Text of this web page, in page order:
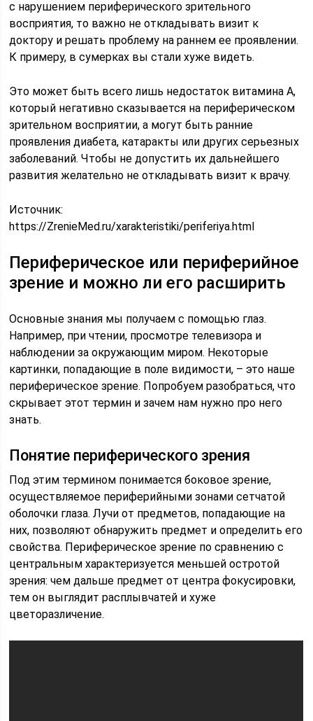
с нарушением периферического зрительного
восприятия, то важно не откладывать визит к
доктору и решать проблему на раннем ее проявлении.
К примеру, в сумерках вы стали хуже видеть.
Это может быть всего лишь недостаток витамина А,
который негативно сказывается на периферическом
зрительном восприятии, а могут быть ранние
проявления диабета, катаракты или других серьезных
заболеваний. Чтобы не допустить их дальнейшего
развития желательно не откладывать визит к врачу.
Источник:
https://ZrenieMed.ru/xarakteristiki/periferiya.html
Периферическое или периферийное
зрение и можно ли его расширить
Основные знания мы получаем с помощью глаз.
Например, при чтении, просмотре телевизора и
наблюдении за окружающим миром. Некоторые
картинки, попадающие в поле видимости, – это наше
периферическое зрение. Попробуем разобраться, что
скрывает этот термин и зачем нам нужно про него
знать.
Понятие периферического зрения
Под этим термином понимается боковое зрение,
осуществляемое периферийными зонами сетчатой
оболочки глаза. Лучи от предметов, попадающие на
них, позволяют обнаружить предмет и определить его
свойства. Периферическое зрение по сравнению с
центральным характеризуется меньшей остротой
зрения: чем дальше предмет от центра фокусировки,
тем он выглядит расплывчатей и хуже
цветоразличение.